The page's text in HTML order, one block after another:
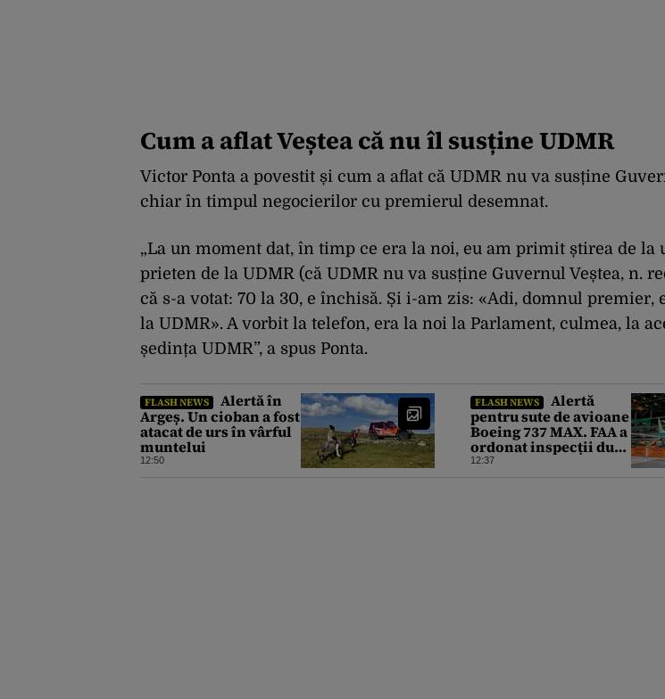
Cum a aflat Veștea că nu îl susține UDMR
Victor Ponta a povestit și cum a aflat că UDMR nu va susține
chiar în timpul negocierilor cu premierul desemnat.
„La un moment dat, în timp ce era la noi, eu am primit știrea de la
prieten de la UDMR (că UDMR nu va susține Guvernul Veștea, n.
că s-a votat: 70 la 30, e închisă. Și i-am zis: «Adi, domnul premier,
la UDMR». A vorbit la telefon, era la noi la Parlament, culmea, la
ședința UDMR”, a spus Ponta.
FLASH NEWS
Alertă în
Argeș. Un cioban a fost
atacat de urs în vârful
muntelui
12:50
FLASH NEWS
Alertă
pentru sute de avioane
Boeing 737 MAX. FAA a
ordonat inspecții după
descoperirea unor
12:37